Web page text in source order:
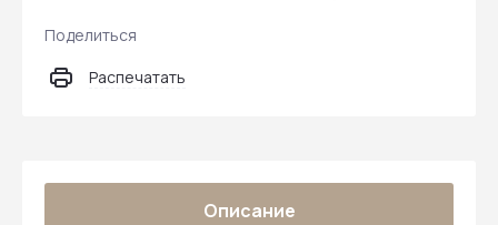
Поделиться
Распечатать
Описание